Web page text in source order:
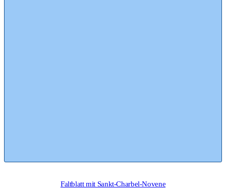
Faltblatt mit Sankt-Charbel-Novene